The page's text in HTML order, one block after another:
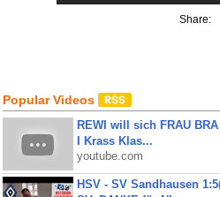
Share:
Popular Videos
REWI will sich FRAU
I Krass Klas...
youtube.com
HSV - SV Sandhausen